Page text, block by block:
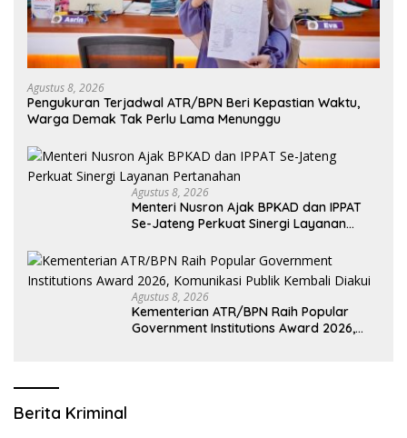
Agustus 8, 2026
Pengukuran Terjadwal ATR/BPN Beri Kepastian Waktu,
Warga Demak Tak Perlu Lama Menunggu
Agustus 8, 2026
Menteri Nusron Ajak BPKAD dan IPPAT
Se-Jateng Perkuat Sinergi Layanan
Agustus 8, 2026
Kementerian ATR/BPN Raih Popular
Government Institutions Award 2026,
Berita Kriminal